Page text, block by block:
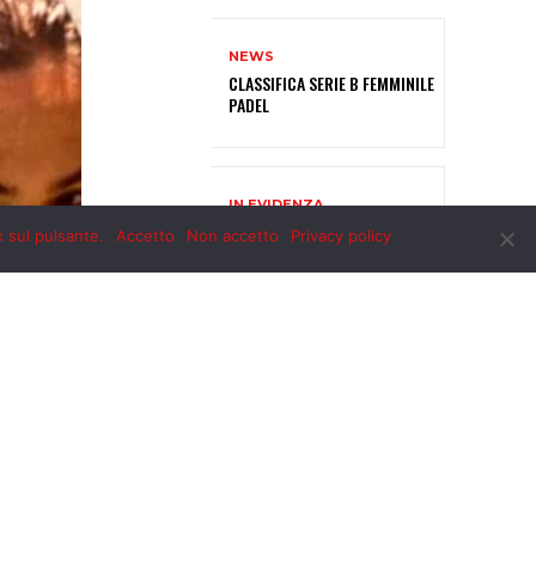
sul pulsante. Accetto Non accetto Privacy policy